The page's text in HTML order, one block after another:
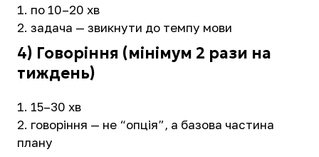
по 10–20 хв
задача — звикнути до темпу мови
4) Говоріння (мінімум 2 рази на
тиждень)
15–30 хв
говоріння — не “опція”, а базова частина
плану